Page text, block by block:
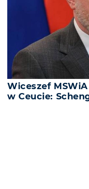
Wiceszef
w Ceucie: